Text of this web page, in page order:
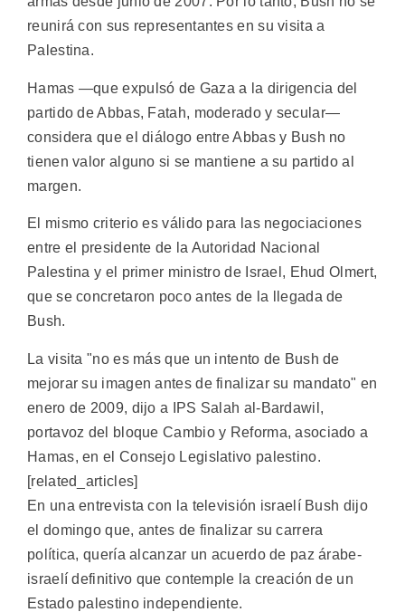
reunirá con sus representantes en su visita a
Palestina.
Hamas —que expulsó de Gaza a la dirigencia del
partido de Abbas, Fatah, moderado y secular—
considera que el diálogo entre Abbas y Bush no
tienen valor alguno si se mantiene a su partido al
margen.
El mismo criterio es válido para las negociaciones
entre el presidente de la Autoridad Nacional
Palestina y el primer ministro de Israel, Ehud Olmert,
que se concretaron poco antes de la llegada de
Bush.
La visita "no es más que un intento de Bush de
mejorar su imagen antes de finalizar su mandato" en
enero de 2009, dijo a IPS Salah al-Bardawil,
portavoz del bloque Cambio y Reforma, asociado a
Hamas, en el Consejo Legislativo palestino.
[related_articles]
En una entrevista con la televisión israelí Bush dijo
el domingo que, antes de finalizar su carrera
política, quería alcanzar un acuerdo de paz árabe-
israelí definitivo que contemple la creación de un
Estado palestino independiente.